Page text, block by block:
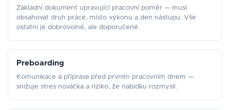
Základní dokument upravující pracovní poměr — musí
obsahovat druh práce, místo výkonu a den nástupu. Vše
ostatní je dobrovolné, ale doporučené.
Preboarding
Komunikace a příprava před prvním pracovním dnem —
snižuje stres nováčka a riziko, že nabídku rozmyslí.